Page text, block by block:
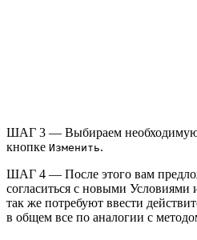
ШАГ 3 — Выбираем необходимую
кнопке Изменить.
ШАГ 4 — После этого вам
согласиться с новыми
так же потребуют ввести
в общем все по аналогии с